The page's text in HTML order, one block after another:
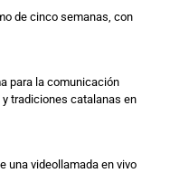
de cinco semanas, con
para la comunicación
tradiciones catalanas en
una videollamada en vivo